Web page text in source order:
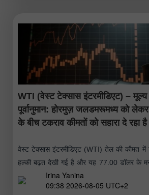
WTI (वेस्ट टेक्सास इंटरमीडिएट) –
पूर्वानुमान: होरमुज़ जलडमरूमध्य को
के बीच टकराव कीमतों को सहारा दे रहा
वेस्ट टेक्सास इंटरमीडिएट (WTI) तेल की कीमत
हल्की बढ़त देखी गई है और यह 77.00 डॉलर के
पहुंच गई है।Irina Yanina
09:38 2026-08-05 UTC+2